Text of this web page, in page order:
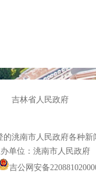
吉林省人民政府
的洮南市人民政府各种
单位：洮南市人民政
吉公网安备